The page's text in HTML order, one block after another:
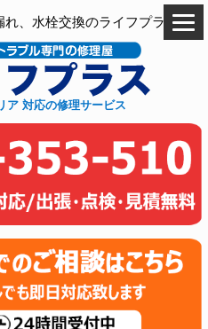
、水栓交換のライフプラス
ア 対応の修理サービス